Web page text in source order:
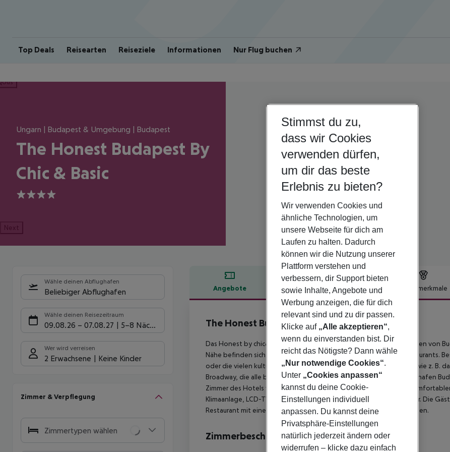
Top Deals Reisearten Reiseziele Informationen Nur Flug buchen
Ungarn | Budapest & Umgebung | Budapest
The Honest Budapest By
Chic & Basic
4
Next
Wähle deinen Abflughafen
Beliebiger Abflughafen
Wähle deinen Reisezeitraum
09.08.26 – 07.08.27 5-8 Nächte
Wer wird verreisen
2 Erwachsene Keine Kinder
Zimmer & Verpflegung
Zimmertypen wählen
Angebote Hotelbeschreibung Hotelmerkmale
Hotelbeschreibung
The Honest Budapest By Chic & Basic
Das Honest by chic&basic Hotel genießt eine günstige Lage im Herzen von
Nähe befinden sich öffentliche Verkehrsmittel, Geschäfte und Restaurants.
oder die vielen kulturellen und historischen Attraktionen erkunden, wie z. B.
Broadway, die alle bequem vom Hotel aus zu erreichen sind. Der Flughafen
Zimmer des Hotels verfügen über schallisolierte Fenster für einen
Klimaanlage, LCD-TV, Safe, Minibar und Badezimmer mit Haartrockner. Die
Restaurant mit einem reichhaltigen Frühstücksbuffet in den Tag starten.
Zimmerbeschreibung
Stimmst du zu,
dass wir Cookies
verwenden dürfen,
um dir das beste
Erlebnis zu bieten?
Wir verwenden Cookies und
ähnliche Technologien, um
unsere Webseite für dich am
Laufen zu halten. Dadurch
können wir die Nutzung unserer
Plattform verstehen und
verbessern, dir Support bieten
sowie Inhalte, Angebote und
Werbung anzeigen, die für dich
relevant sind und zu dir passen.
Klicke auf „Alle akzeptieren“,
wenn du einverstanden bist. Dir
reicht das Nötigste? Dann wähle
„Nur notwendige Cookies“.
Unter „Cookies anpassen“
kannst du deine Cookie-
Einstellungen individuell
anpassen. Du kannst deine
Privatsphäre-Einstellungen
natürlich jederzeit ändern oder
widerrufen – klicke dazu einfach